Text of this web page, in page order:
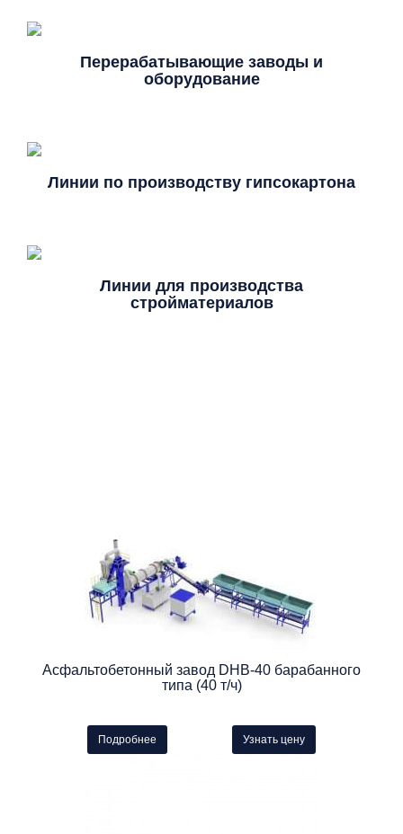
Перерабатывающие заводы и
оборудование
Линии по производству гипсокартона
Линии для производства
стройматериалов
Асфальтобетонный завод DHB-40 барабанного
типа (40 т/ч)
Подробнее Узнать цену